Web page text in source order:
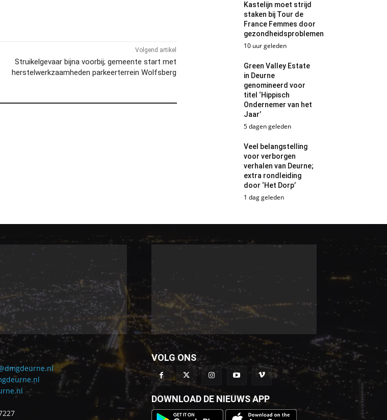
Volgend artikel
Struikelgevaar bijna voorbij; gemeente start met
herstelwerkzaamheden parkeerterrein Wolfsberg
Kastelijn moet strijd
staken bij Tour de
France Femmes door
gezondheidsproblemen
10 uur geleden
Green Valley Estate
in Deurne
genomineerd voor
titel ‘Hippisch
Ondernemer van het
Jaar’
5 dagen geleden
Veel belangstelling
voor verborgen
verhalen van Deurne;
extra rondleiding
door ‘Het Dorp’
1 dag geleden
VOLG ONS
DOWNLOAD DE NIEUWS APP